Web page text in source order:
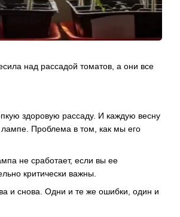
над рассадой томатов, а они все
здоровую рассаду. И каждую весну
лампе. Проблема в том, как мы его
не сработает, если вы ее
критически важны.
и снова. Одни и те же ошибки, один и